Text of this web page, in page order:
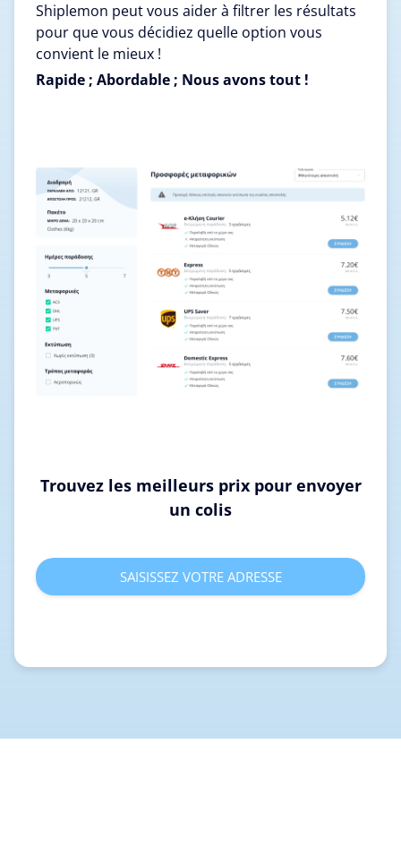
Shiplemon peut vous aider à filtrer les résultats
pour que vous décidiez quelle option vous
convient le mieux !
Rapide ; Abordable ; Nous avons tout !
Trouvez les meilleurs prix pour envoyer
un colis
SAISISSEZ VOTRE ADRESSE